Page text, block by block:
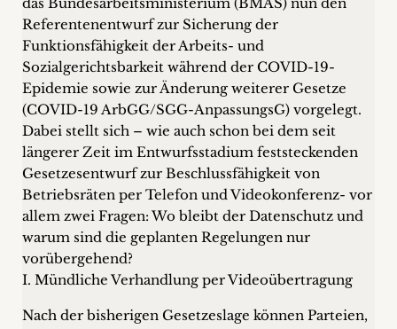
Team
Philosophie
Presseanfragen
Kontakt
Referentenentwurf zur Sicherung der
Funktionsfähigkeit der Arbeits- und
Sozialgerichtsbarkeit während der COVID-19-
Epidemie sowie zur Änderung weiterer Gesetze
(COVID-19 ArbGG/SGG-AnpassungsG) vorgelegt.
Dabei stellt sich – wie auch schon bei dem seit
längerer Zeit im Entwurfsstadium feststeckenden
Gesetzesentwurf zur Beschlussfähigkeit von
Betriebsräten per Telefon und Videokonferenz- vor
allem zwei Fragen: Wo bleibt der Datenschutz und
warum sind die geplanten Regelungen nur
vorübergehend?
I. Mündliche Verhandlung per Videoübertragung
Nach der bisherigen Gesetzeslage können Parteien,